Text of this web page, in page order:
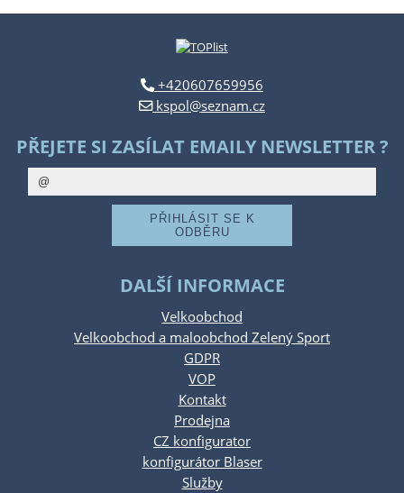
+420607659956
kspol@seznam.cz
PŘEJETE SI ZASÍLAT EMAILY NEWSLETTER ?
DALŠÍ INFORMACE
Velkoobchod
Velkoobchod a maloobchod Zelený Sport
GDPR
VOP
Kontakt
Prodejna
CZ konfigurator
konfigurátor Blaser
Služby